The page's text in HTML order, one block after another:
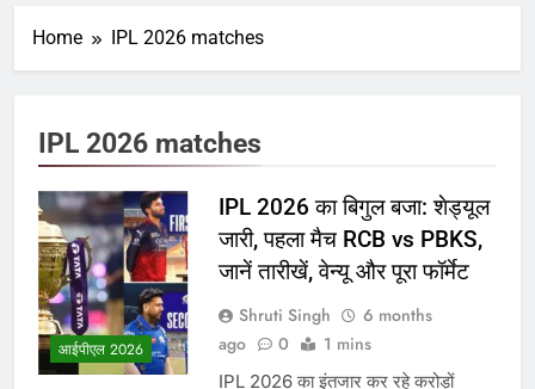
Home IPL 2026 matches
IPL 2026 matches
आईपीएल 2026
IPL 2026 का बिगुल बजा: शेड्यूल
जारी, पहला मैच RCB vs PBKS,
जानें तारीखें, वेन्यू और पूरा फॉर्मेट
Shruti Singh
6 months
ago
0 1 mins
IPL 2026 का इंतजार कर रहे करोड़ों